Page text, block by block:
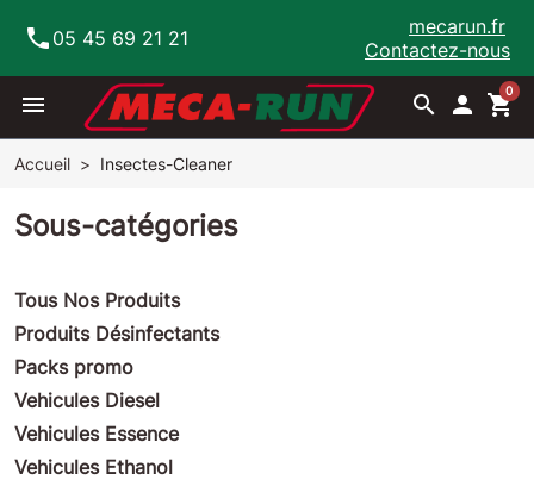
phone 05 45 69 21 21
mecarun.fr
Contactez-nous
menu search  shopping_cart
0
Accueil Insectes-Cleaner
Sous-catégories
Tous Nos Produits
Produits Désinfectants
Packs promo
Vehicules Diesel
Vehicules Essence
Vehicules Ethanol